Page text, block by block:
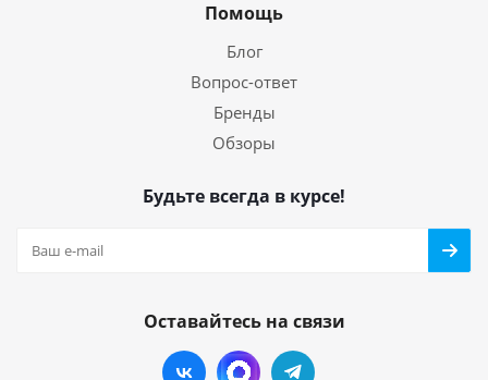
Помощь
Блог
Вопрос-ответ
Бренды
Обзоры
Будьте всегда в курсе!
Оставайтесь на связи